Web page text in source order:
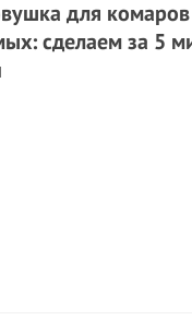
для
сделаем за 5